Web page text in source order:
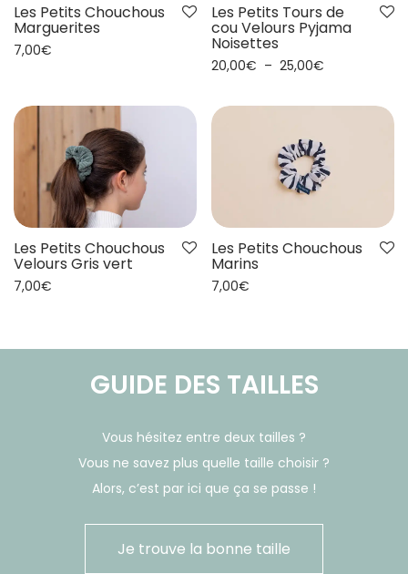
Les Petits Chouchous
Marguerites
7,00€
Les Petits Tours de
cou Velours Pyjama
Noisettes
20,00€ – 25,00€
Les Petits Chouchous
Velours Gris vert
7,00€
Les Petits Chouchous
Marins
7,00€
GUIDE DES TAILLES
Vous hésitez entre deux tailles ?
Vous ne savez plus quelle taille choisir ?
Alors, c’est par ici que ça se passe !
Je trouve la bonne taille